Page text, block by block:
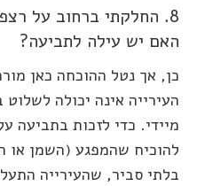
8. החלקתי ברחוב על
האם יש עילה לתביעה?
כן, אך נטל ההוכחה כאן
העירייה אינה יכולה
מיידי. כדי לזכות בתביעה
להוכיח שהמפגע (השמן או
בלתי סביר, שהעירייה